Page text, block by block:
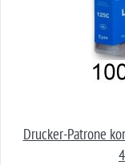
Drucker-Patrone